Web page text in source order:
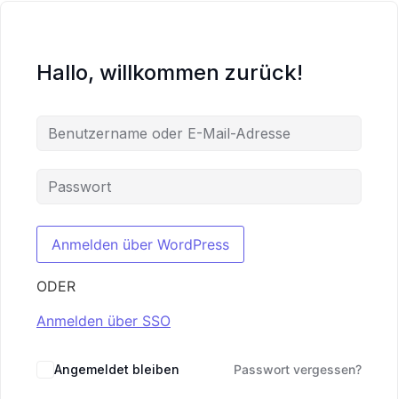
Hallo, willkommen zurück!
ODER
Anmelden über SSO
Angemeldet bleiben Passwort vergessen?